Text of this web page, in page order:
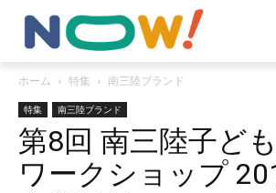
ホーム 特集 南三陸ブランド
特集 南三陸ブランド
第8回 南三陸子ど
ワークショップ